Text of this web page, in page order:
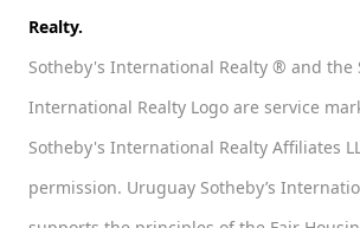
Realty.
Sotheby's International Realty ® and the
International Realty Logo are service
Sotheby's International Realty Affiliates
permission. Uruguay Sotheby’s